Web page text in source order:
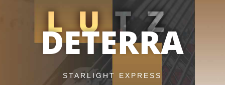
LUTZ
DETERRA
STARLIGHT EXPRESS